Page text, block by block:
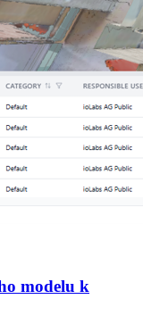
modelu k